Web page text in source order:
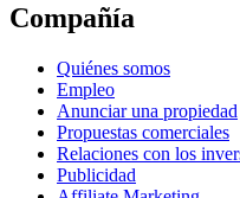
Compañía
Quiénes somos
Empleo
Anunciar una propiedad
Propuestas comerciales
Relaciones con los
Publicidad